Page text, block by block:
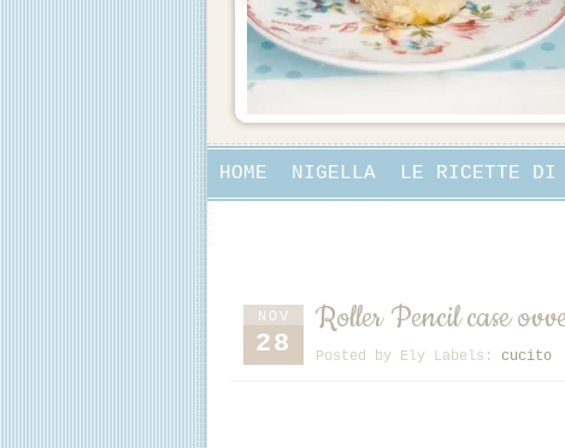
HOME NIGELLA LE RICETTE DI
NOV
28
Roller Pencil case
Posted by Ely Labels: cucito